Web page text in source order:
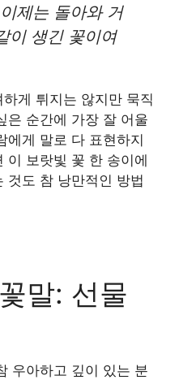
제는 돌아와 거
이 생긴 꽃이여
게 튀지는 않지만 묵직
은 순간에 가장 잘 어울
에게 말로 다 표현하지
이 보랏빛 꽃 한 송이에
것도 참 낭만적인 방법
말: 선물
우아하고 깊이 있는 분